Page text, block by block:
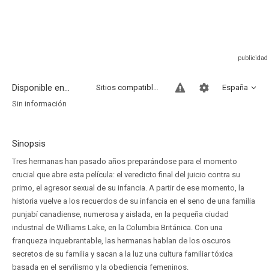
Disponible en... España
Sitios compatibles
Sin información
Sinopsis
Tres hermanas han pasado años preparándose para el momento
crucial que abre esta película: el veredicto final del juicio contra su
primo, el agresor sexual de su infancia. A partir de ese momento, la
historia vuelve a los recuerdos de su infancia en el seno de una familia
punjabí canadiense, numerosa y aislada, en la pequeña ciudad
industrial de Williams Lake, en la Columbia Británica. Con una
franqueza inquebrantable, las hermanas hablan de los oscuros
secretos de su familia y sacan a la luz una cultura familiar tóxica
basada en el servilismo y la obediencia femeninos.